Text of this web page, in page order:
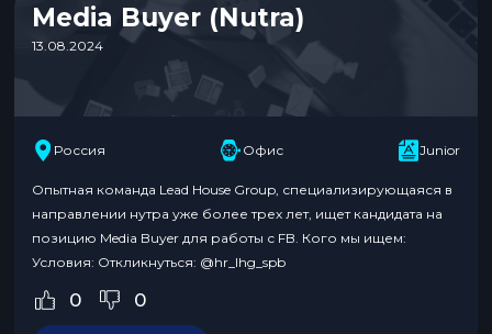
Media Buyer (Nutra)
13.08.2024
Россия Офис Junior
Опытная команда Lead House Group, специализирующаяся в
направлении нутра уже более трех лет, ищет кандидата на
позицию Media Buyer для работы с FB. Кого мы ищем:
Условия: Откликнуться: @hr_lhg_spb
0 0